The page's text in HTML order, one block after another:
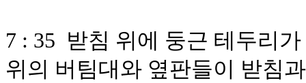
7 : 35 받침 위에 둥근 테두리
위의 버팀대와 옆판들이 받침